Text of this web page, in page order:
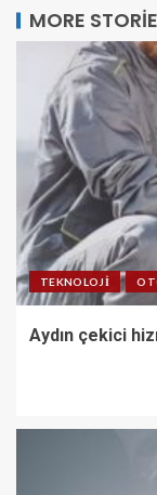
MORE
TEKNOLOJI
Aydın çekici